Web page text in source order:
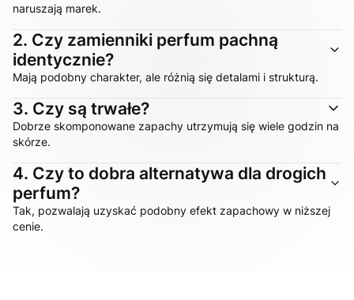
naruszają marek.
2. Czy zamienniki perfum pachną
identycznie?
Mają podobny charakter, ale różnią się detalami i strukturą.
3. Czy są trwałe?
Dobrze skomponowane zapachy utrzymują się wiele godzin na
skórze.
4. Czy to dobra alternatywa dla drogich
perfum?
Tak, pozwalają uzyskać podobny efekt zapachowy w niższej
cenie.